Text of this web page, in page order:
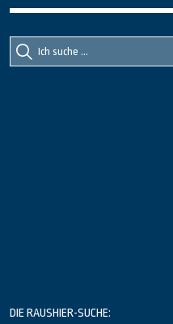
Suche
nach::
Suche
nach:
DIE RAUSHIER-SUCHE: